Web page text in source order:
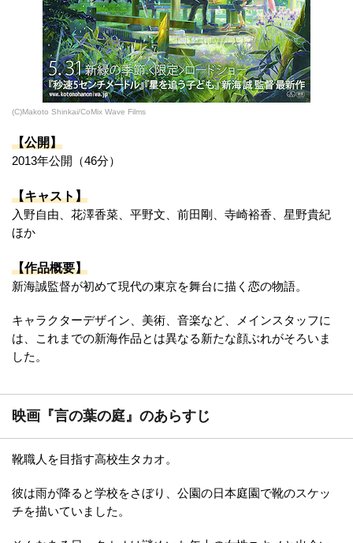
(C)Makoto Shinkai/CoMix Wave Films
【公開】
2013年公開（46分）
【キャスト】
入野自由、花澤香菜、平野文、前田剛、寺崎裕香、星野貴紀
ほか
【作品概要】
新海誠監督が初めて現代の東京を舞台に描く恋の物語。
キャラクターデザイン、美術、音楽など、メインスタッフに
は、これまでの新海作品とは異なる新たな顔ぶれがそろいま
した。
映画『言の葉の庭』のあらすじ
靴職人を目指す高校生タカオ。
彼は雨が降ると学校をさぼり、公園の日本庭園で靴のスケッ
チを描いていました。